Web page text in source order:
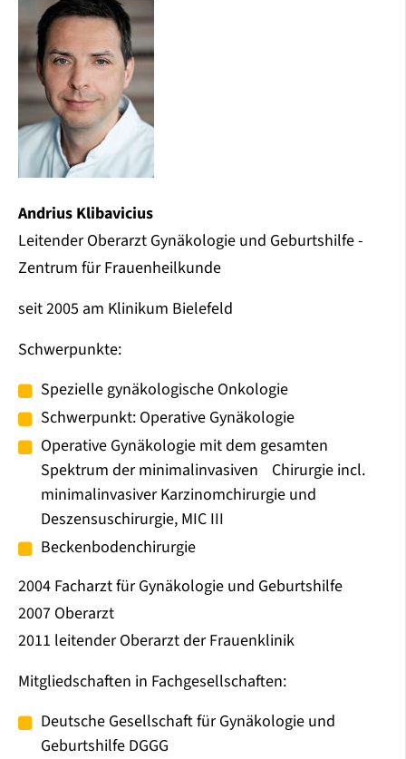
Andrius Klibavicius
Leitender Oberarzt Gynäkologie und Geburtshilfe -
Zentrum für Frauenheilkunde
seit 2005 am Klinikum Bielefeld
Schwerpunkte:
Spezielle gynäkologische Onkologie
Schwerpunkt: Operative Gynäkologie
Operative Gynäkologie mit dem gesamten
Spektrum der minimalinvasiven Chirurgie incl.
minimalinvasiver Karzinomchirurgie und
Deszensuschirurgie, MIC III
Beckenbodenchirurgie
2004 Facharzt für Gynäkologie und Geburtshilfe
2007 Oberarzt
2011 leitender Oberarzt der Frauenklinik
Mitgliedschaften in Fachgesellschaften:
Deutsche Gesellschaft für Gynäkologie und
Geburtshilfe DGGG